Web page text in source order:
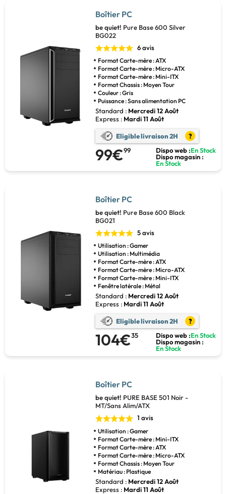
Boîtier PC
be quiet! Pure Base 600 Silver
BG022
6 avis
Format Carte-mère : ATX
Format Carte-mère : Micro-ATX
Format Carte-mère : Mini-ITX
Format Chassis : Moyen Tour
Couleur : Gris
Puissance : Sans alimentation PC
Standard : Mercredi 12 Août
Express : Mardi 11 Août
Eligible livraison 2H ?
99€99 Dispo web :En Stock
Dispo magasin :
En Stock
Boîtier PC
be quiet! Pure Base 600 Black
BG021
5 avis
Utilisation : Gamer
Utilisation : Multimédia
Format Carte-mère : ATX
Format Carte-mère : Micro-ATX
Format Carte-mère : Mini-ITX
Fenêtre latérale : Métal
Standard : Mercredi 12 Août
Express : Mardi 11 Août
Eligible livraison 2H ?
104€35 Dispo web :En Stock
Dispo magasin :
En Stock
Boîtier PC
be quiet! PURE BASE 501 Noir -
MT/Sans Alim/ATX
1 avis
Utilisation : Gamer
Format Carte-mère : Mini-ITX
Format Carte-mère : ATX
Format Carte-mère : Micro-ATX
Format Chassis : Moyen Tour
Matériau : Plastique
Standard : Mercredi 12 Août
Express : Mardi 11 Août